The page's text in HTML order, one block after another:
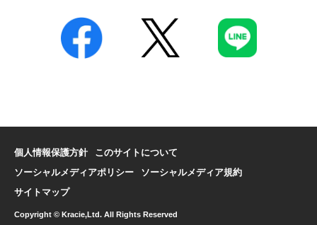
個人情報保護方針
このサイトについて
ソーシャルメディアポリシー
ソーシャルメディア規約
サイトマップ
Copyright © Kracie,Ltd. All Rights Reserved